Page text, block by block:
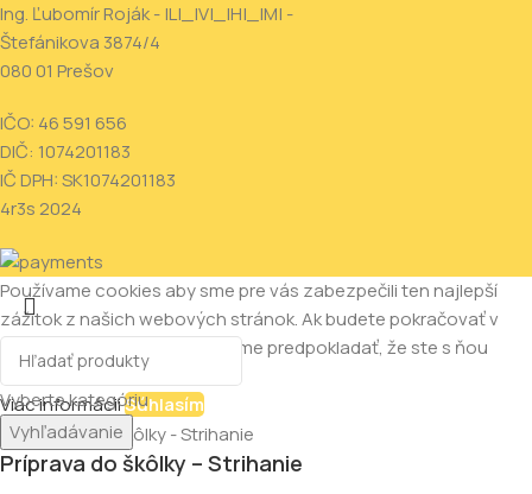
Ing. Ľubomír Roják - |L|_|V|_|H|_|M| -
Štefánikova 3874/4
080 01 Prešov
IČO: 46 591 656
DIČ: 1074201183
IČ DPH: SK1074201183
4r3s 2024
Vyberte kategóriu
Vyhľadávanie
Používame cookies aby sme pre vás zabezpečili ten najlepší
zážitok z našich webových stránok. Ak budete pokračovať v
používaní tejto stránky budeme predpokladať, že ste s ňou
Viac informáciiSúhlasím
Príprava do škôlky – Strihanie